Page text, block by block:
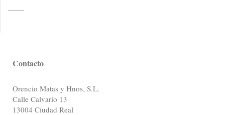
Contacto
Orencio Matas y Hnos, S.L.
Calle Calvario 13
13004 Ciudad Real